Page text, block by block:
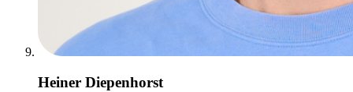
Heiner Diepenhorst